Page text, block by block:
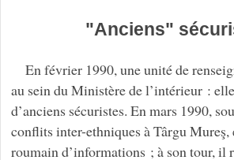
"Anciens"
En février 1990, une unité de
au sein du Ministère de l’intérieur :
d’anciens sécuristes. En mars 1990,
conflits inter-ethniques à Târgu Mureş,
roumain d’informations ; à son tour, il